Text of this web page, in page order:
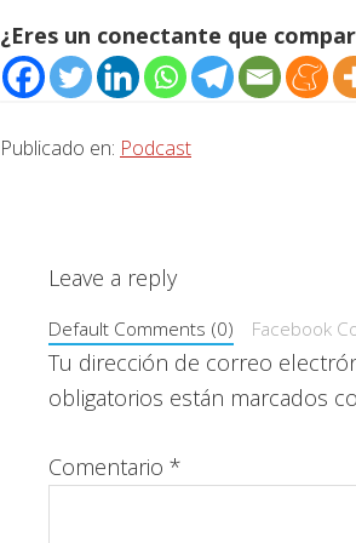
¿Eres un conectante que
Publicado en: Podcast
con
lectores
Leave a reply
Default Comments (0) Facebook
Tu dirección de correo
obligatorios están marcados
Comentario *